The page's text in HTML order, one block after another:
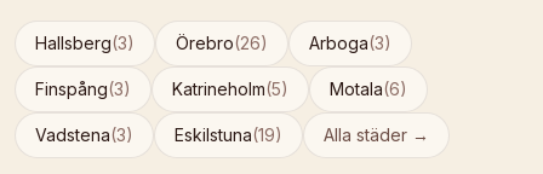
Hallsberg(3) Örebro(26) Arboga(3)
Finspång(3) Katrineholm(5) Motala(6)
Vadstena(3) Eskilstuna(19) Alla städer →